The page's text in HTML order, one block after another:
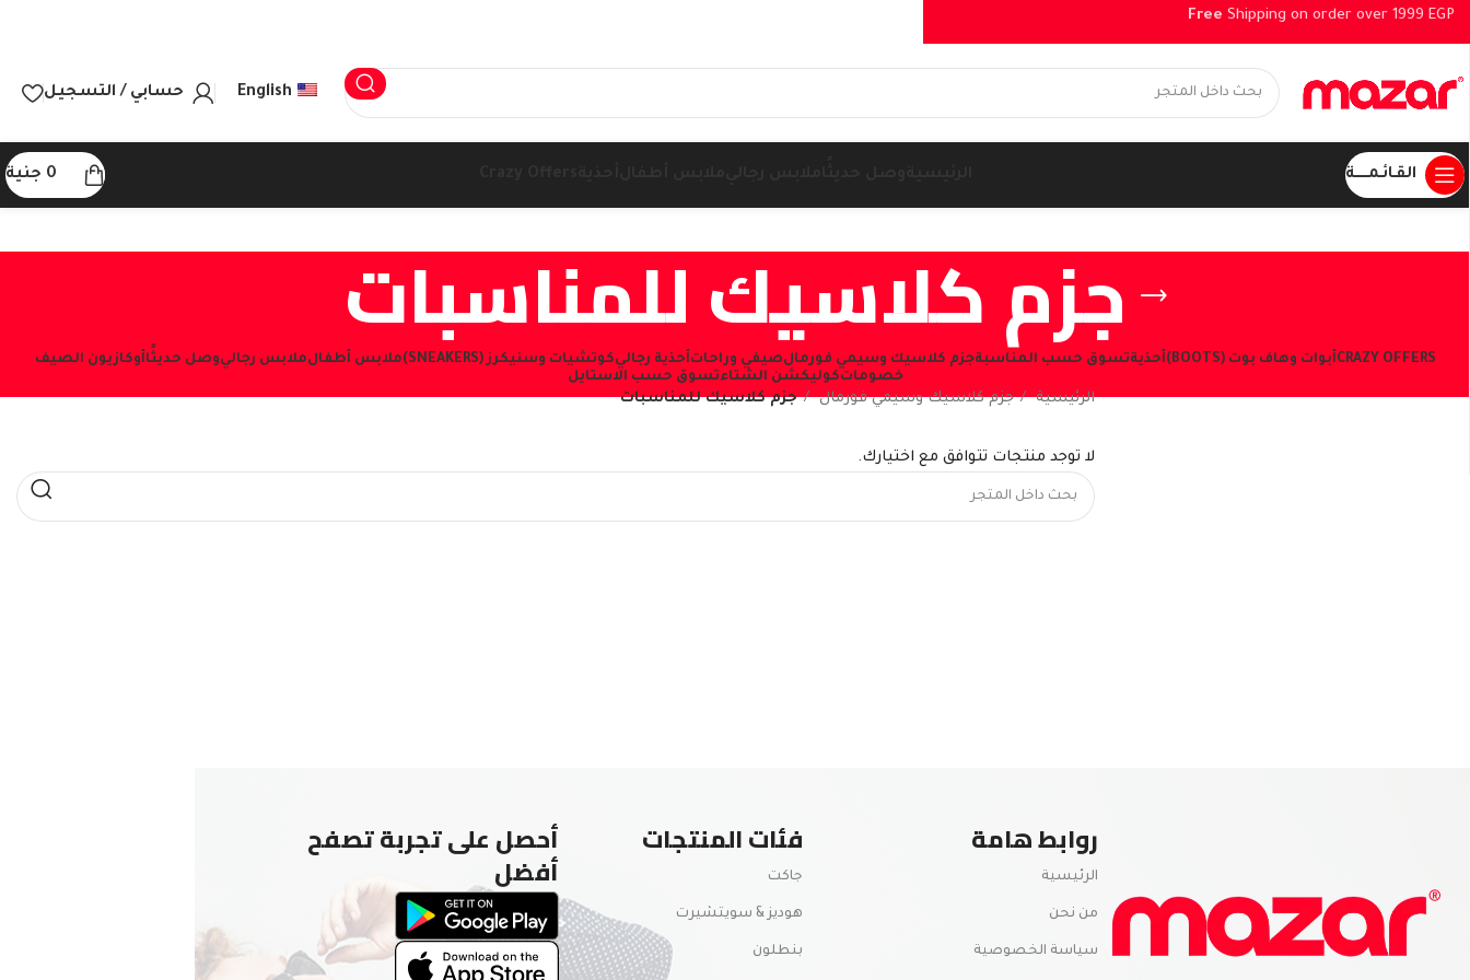
English حسابي / التسجيل
القـائـمــــــة 0 جنية
جزم كلاسيك للمناسبات CRAZY OFFERSأبوات وهاف بوت (BOOTS) أحذيةتسوق حسب المناسبةجزم كلاسيك وسيمي فورمالصيفي وراحاتأحذية رجاليكوتشيات وسنيكرز (SNEAKERS) ملابس أطفالملابس رجاليوصل حديثًاأوكازيون الصيف
خصوماتكوليكشن الشتاءتسوق حسب الاستايل
الرئيسية جزم كلاسيك وسيمي فورمال جزم كلاسيك للمناسبات
لا توجد منتجات تتوافق مع اختيارك.
روابط هامة
الرئيسية
من نحن
سياسة الخصوصية
فئات المنتجات
جاكت
هوديز & سويتشيرت
بنطلون
أحصل على تجربة تصفح
أفضل
FreeShipping on order over